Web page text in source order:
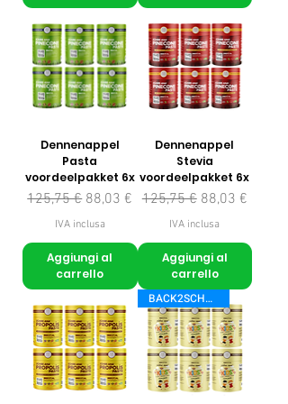
Dennenappel
Pasta
voordeelpakket 6x
Prezzo regolare
125,75 € Prezzo scontato
88,03 €
IVA inclusa
Aggiungi al
carrello
Dennenappel
Stevia
voordeelpakket 6x
Prezzo regolare
125,75 € Prezzo scontato
88,03 €
IVA inclusa
Aggiungi al
carrello
BACK2SCHOOL